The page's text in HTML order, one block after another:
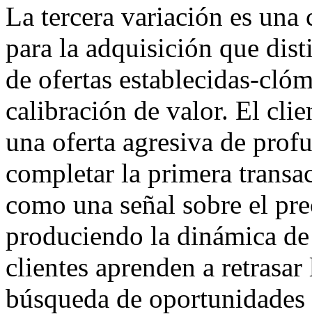
La tercera variación es una
para la adquisición que
de ofertas establecidas-
calibración de valor. El
una oferta agresiva de
completar la primera
como una señal sobre el
produciendo la dinámica
clientes aprenden a
búsqueda de